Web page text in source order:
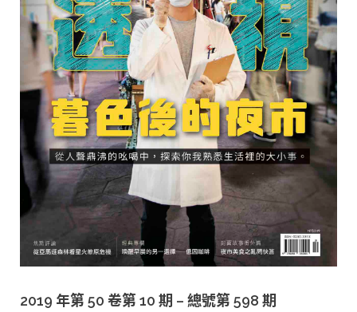
2019 年第 50 卷第 10 期 – 總號第 598 期